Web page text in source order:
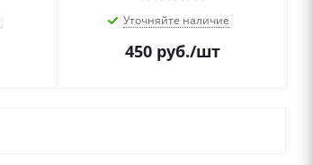
Уточняйте наличие
450 руб./шт